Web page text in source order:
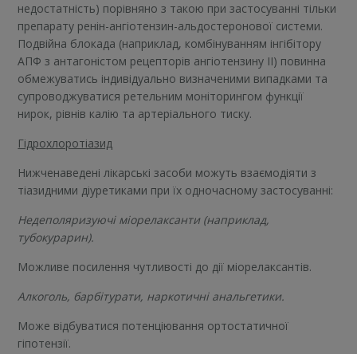
недостатність) порівняно з такою при застосуванні тільки
препарату ренін-ангіотензин-альдостеронової системи.
Подвійна блокада (наприклад, комбінуванням інгібітору
АПФ з антагоністом рецепторів ангіотензину ІІ) повинна
обмежуватись індивідуально визначеними випадками та
супроводжуватися ретельним моніторингом функції
нирок, рівнів калію та артеріального тиску.
Гідрохлоротіазид
Нижченаведені лікарські засоби можуть взаємодіяти з
тіазидними діуретиками при їх одночасному застосуванні:
Недеполяризуючі міорелаксанти (наприклад,
тубокурарин).
Можливе посилення чутливості до дії міорелаксантів.
Алкоголь, барбітурати, наркотичні анальгетики.
Може відбуватися потенціювання ортостатичної
гіпотензії.